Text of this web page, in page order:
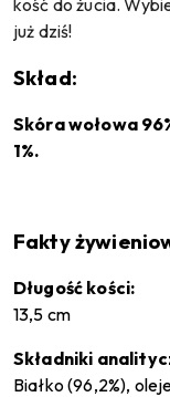
kość do żucia.
już dziś!
Skład:
Skóra wołowa
1%.
Fakty
Długość kości:
13,5 cm
Składniki
Białko (96,2%),